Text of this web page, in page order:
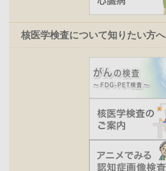
核医学検査について知りたい方へ